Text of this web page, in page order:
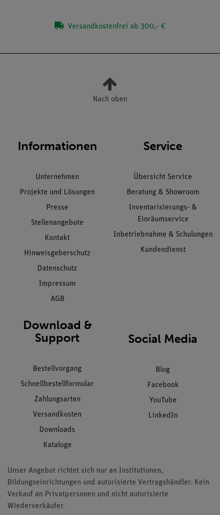
Versandkostenfrei ab 300,- €
Nach oben
Informationen
Unternehmen
Projekte und Lösungen
Presse
Stellenangebote
Kontakt
Hinweisgeberschutz
Datenschutz
Impressum
AGB
Service
Übersicht Service
Beratung & Showroom
Inventarisierungs- &
Einräumservice
Inbetriebnahme & Schulungen
Kundendienst
Download &
Support
Bestellvorgang
Schnellbestellformular
Zahlungsarten
Versandkosten
Downloads
Kataloge
Social Media
Blog
Facebook
YouTube
LinkedIn
Unser Angebot richtet sich nur an Institutionen,
Bildungseinrichtungen und autorisierte Vertragshändler. Kein
Verkauf an Privatpersonen und nicht autorisierte
Wiederverkäufer.